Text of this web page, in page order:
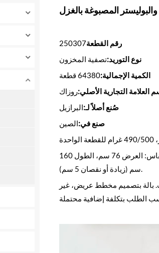
المصبوغة بالغزل
رقم القطعة250307
نوع التوريد:تصفية المخزون
الكمية الإجمالية:64380 قطعة
العلامة التجارية الأصلي:روزاك
صُنع أصلاً لـ:البرازيل
صنع في:الصين
نمطان، أحدهما بخطوط عريضة والآخر بخطوط ضيقة، ولكل منهما سبعة ألوان. المقاس: العرض 76 سم، الطول 160
سم (زيادة أو نقصان 5 سم).
96 قطعة بألوان متنوعة، حجمها 63.29 متر مكعب. بالة بتصميم مخطط عريض، غير